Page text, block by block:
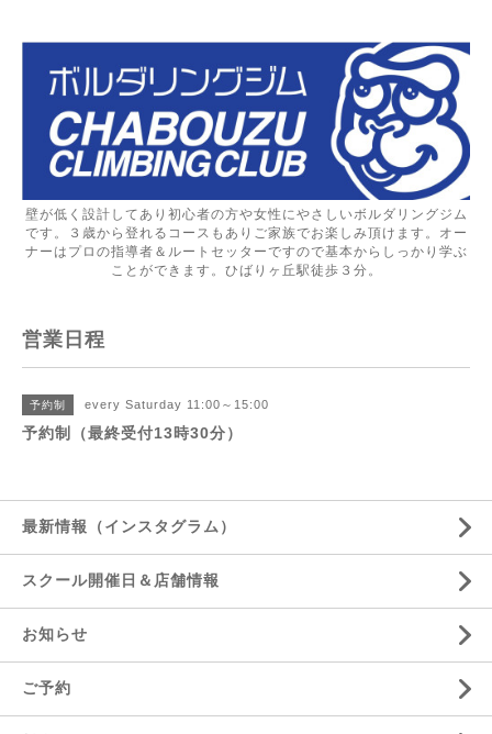
壁が低く設計してあり初心者の方や女性にやさしいボルダリングジム
です。３歳から登れるコースもありご家族でお楽しみ頂けます。オー
ナーはプロの指導者＆ルートセッターですので基本からしっかり学ぶ
ことができます。ひばりヶ丘駅徒歩３分。
営業日程
予約制 every Saturday 11:00～15:00
予約制（最終受付13時30分）
最新情報（インスタグラム）
スクール開催日＆店舗情報
お知らせ
ご予約